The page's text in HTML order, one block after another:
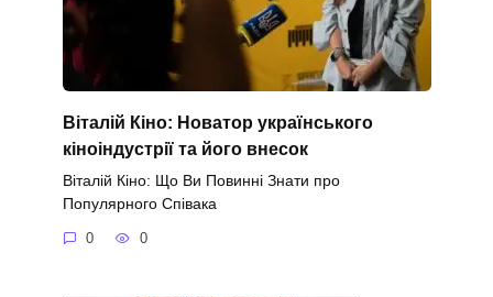
Віталій Кіно: Новатор українського
кіноіндустрії та його внесок
Віталій Кіно: Що Ви Повинні Знати про
Популярного Співака
0 0